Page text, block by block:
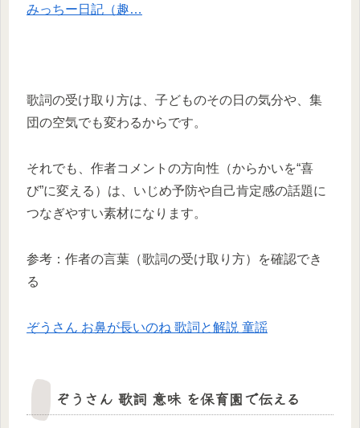
みっちー日記（趣…
歌詞の受け取り方は、子どものその日の気分や、集
団の空気でも変わるからです。
それでも、作者コメントの方向性（からかいを“喜
び”に変える）は、いじめ予防や自己肯定感の話題に
つなぎやすい素材になります。​
参考：作者の言葉（歌詞の受け取り方）を確認でき
る
ぞうさん お鼻が長いのね 歌詞と解説 童謡
ぞうさん 歌詞 意味 を保育園で伝える